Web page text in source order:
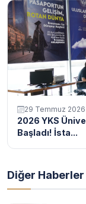
29 Temmuz
2026 YKS
Başladı! İsta...
Diğer Haberler